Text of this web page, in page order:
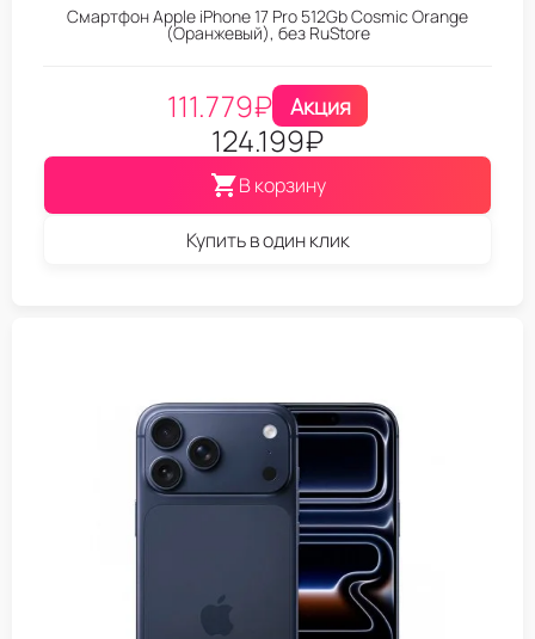
Смартфон Apple iPhone 17 Pro 512Gb Cosmic Orange
(Оранжевый), без RuStore
111.779₽ Акция
124.199₽
В корзину
Купить в один клик